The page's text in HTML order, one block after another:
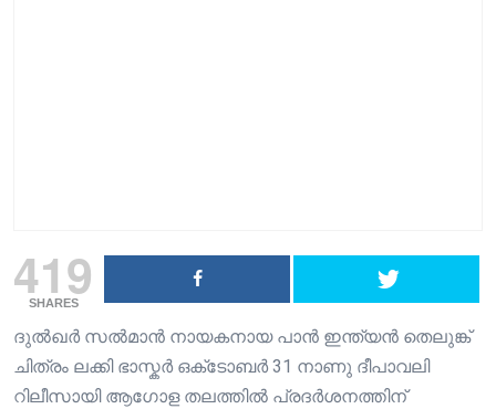
419
SHARES
ദുൽഖർ സൽമാൻ നായകനായ പാൻ ഇന്ത്യൻ തെലുങ്ക്
ചിത്രം ലക്കി ഭാസ്കർ ഒക്‌ടോബർ 31 നാണു ദീപാവലി
റിലീസായി ആഗോള തലത്തിൽ പ്രദർശനത്തിന്